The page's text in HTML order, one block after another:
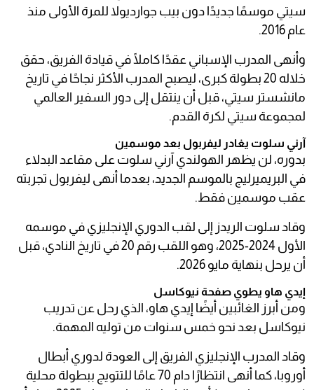
سيتي موسمًا جديدًا دون بيب جوارديولا للمرة الأولى منذ
عام 2016.
وأنهى المدرب الإسباني عقدًا كاملًا في قيادة الفريق، حقق
خلاله 20 بطولة كبرى، ليصبح المدرب الأكثر نجاحًا في تاريخ
مانشستر سيتي، قبل أن ينتقل إلى دور السفير العالمي
لمجموعة سيتي لكرة القدم.
آرني سلوت يغادر ليفربول بعد موسمين
بدوره، لن يظهر الهولندي آرني سلوت على مقاعد البدلاء
في البريميرليج بالموسم الجديد، بعدما أنهى ليفربول تجربته
عقب موسمين فقط.
وقاد سلوت الريدز إلى لقب الدوري الإنجليزي في موسمه
الأول 2024-2025، وهو اللقب رقم 20 في تاريخ النادي، قبل
أن يرحل بنهاية مايو 2026.
إيدي هاو يطوي صفحة نيوكاسل
ومن أبرز الغائبين أيضًا إيدي هاو، الذي رحل عن تدريب
نيوكاسل بعد نحو خمس سنوات من توليه المهمة.
وقاد المدرب الإنجليزي الفريق إلى العودة لدوري أبطال
أوروبا، كما أنهى انتظارًا دام 70 عامًا للتتويج ببطولة محلية